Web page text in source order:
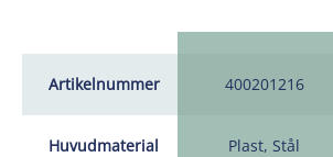
Artikelnummer
Huvudmaterial
400201216
Plast, Stål